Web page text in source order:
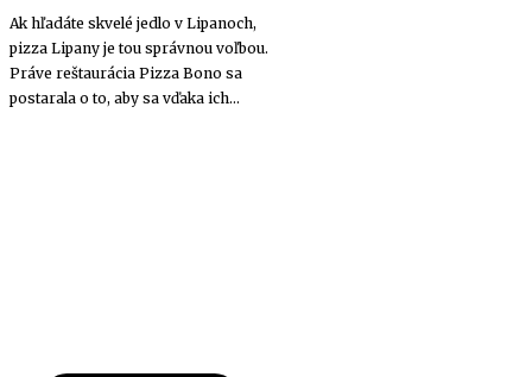
Ak hľadáte skvelé jedlo v Lipanoch,
pizza Lipany je tou správnou voľbou.
Práve reštaurácia Pizza Bono sa
postarala o to, aby sa vďaka ich...